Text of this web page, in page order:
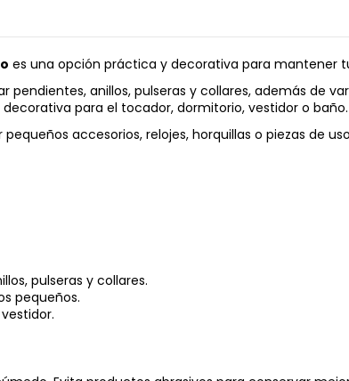
es una opción práctica y decorativa para mantener
anillos, pulseras y collares, además de
para el tocador, dormitorio, vestidor o baño.
accesorios, relojes, horquillas o piezas de
pulseras y collares.
pequeños.